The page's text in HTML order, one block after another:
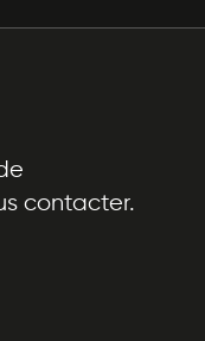
contacter.